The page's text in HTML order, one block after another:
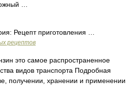
…
Рецепт приготовления …
рецептов
это самое распространенное
видов транспорта Подробная
получении, хранении и применении